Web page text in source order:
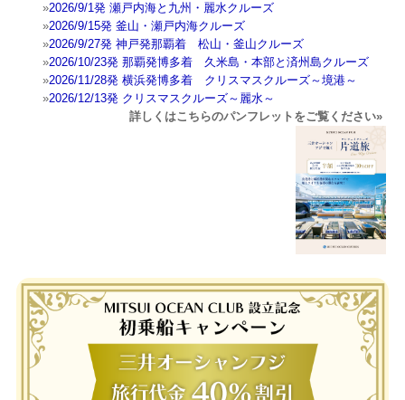
»2026/9/1発 瀬戸内海と九州・麗水クルーズ
»2026/9/15発 釜山・瀬戸内海クルーズ
»2026/9/27発 神戸発那覇着 松山・釜山クルーズ
»2026/10/23発 那覇発博多着 久米島・本部と済州島クルーズ
»2026/11/28発 横浜発博多着 クリスマスクルーズ～境港～
»2026/12/13発 クリスマスクルーズ～麗水～
詳しくはこちらのパンフレットをご覧ください»